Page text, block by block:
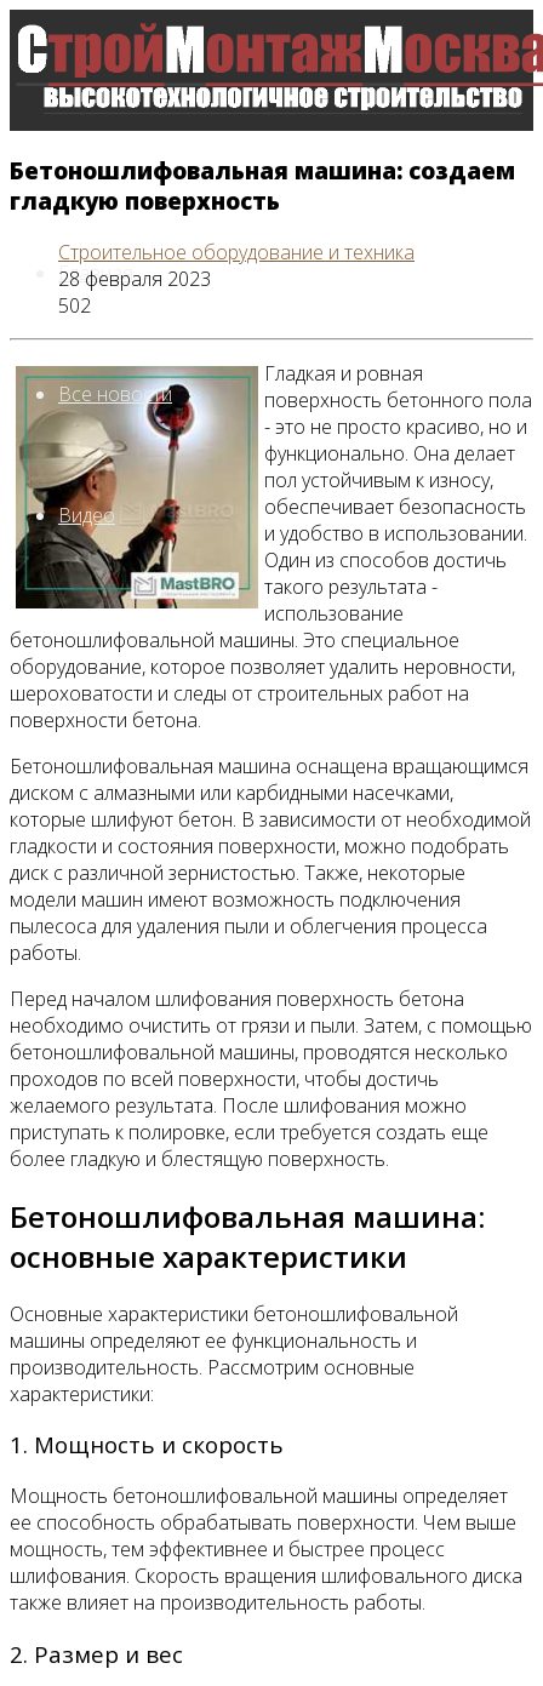
Главная
Все новости
Видео
Бетоношлифовальная машина: создаем
гладкую поверхность
Строительное оборудование и техника
28 февраля 2023
502
Гладкая и ровная
поверхность бетонного пола
- это не просто красиво, но и
функционально. Она делает
пол устойчивым к износу,
обеспечивает безопасность
и удобство в использовании.
Один из способов достичь
такого результата -
использование
бетоношлифовальной машины. Это специальное
оборудование, которое позволяет удалить неровности,
шероховатости и следы от строительных работ на
поверхности бетона.
Бетоношлифовальная машина оснащена вращающимся
диском с алмазными или карбидными насечками,
которые шлифуют бетон. В зависимости от необходимой
гладкости и состояния поверхности, можно подобрать
диск с различной зернистостью. Также, некоторые
модели машин имеют возможность подключения
пылесоса для удаления пыли и облегчения процесса
работы.
Перед началом шлифования поверхность бетона
необходимо очистить от грязи и пыли. Затем, с помощью
бетоношлифовальной машины, проводятся несколько
проходов по всей поверхности, чтобы достичь
желаемого результата. После шлифования можно
приступать к полировке, если требуется создать еще
более гладкую и блестящую поверхность.
Бетоношлифовальная машина:
основные характеристики
Основные характеристики бетоношлифовальной
машины определяют ее функциональность и
производительность. Рассмотрим основные
характеристики:
1. Мощность и скорость
Мощность бетоношлифовальной машины определяет
ее способность обрабатывать поверхности. Чем выше
мощность, тем эффективнее и быстрее процесс
шлифования. Скорость вращения шлифовального диска
также влияет на производительность работы.
2. Размер и вес